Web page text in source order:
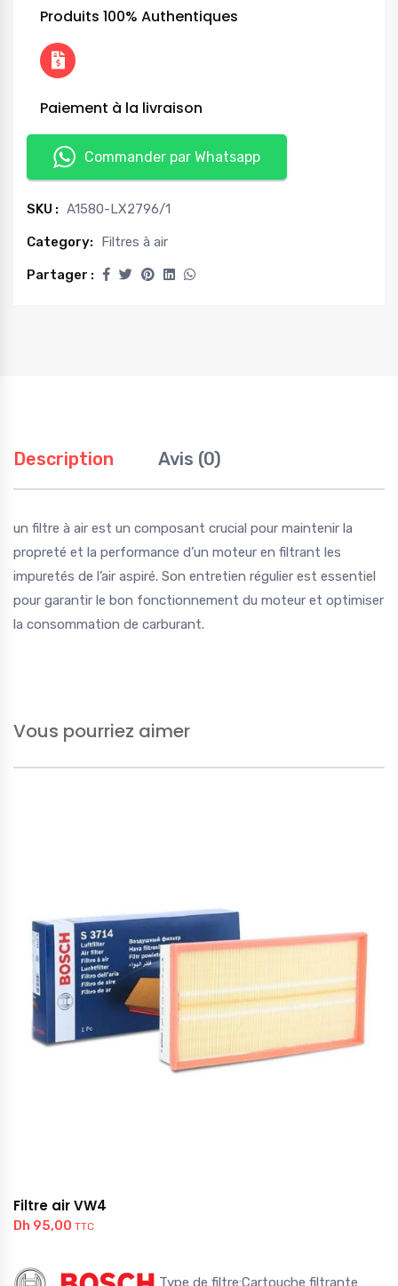
Produits 100% Authentiques
Paiement à la livraison
Commander par Whatsapp
SKU : A1580-LX2796/1
Category: Filtres à air
Partager :
Description Avis (0)
un filtre à air est un composant crucial pour maintenir la
propreté et la performance d’un moteur en filtrant les
impuretés de l’air aspiré. Son entretien régulier est essentiel
pour garantir le bon fonctionnement du moteur et optimiser
la consommation de carburant.
Vous pourriez aimer
Filtre air VW4
Dh 95,00 TTC
Type de filtre:Cartouche filtrante